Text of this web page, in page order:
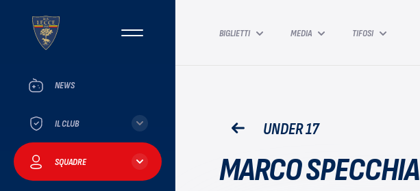
NEWS
IL CLUB
SQUADRE
BIGLIETTI MEDIA TIFOSI
UNDER 17
MARCO SPECCHIA